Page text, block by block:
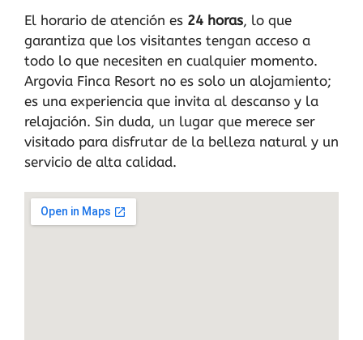
El horario de atención es 24 horas, lo que
garantiza que los visitantes tengan acceso a
todo lo que necesiten en cualquier momento.
Argovia Finca Resort no es solo un alojamiento;
es una experiencia que invita al descanso y la
relajación. Sin duda, un lugar que merece ser
visitado para disfrutar de la belleza natural y un
servicio de alta calidad.